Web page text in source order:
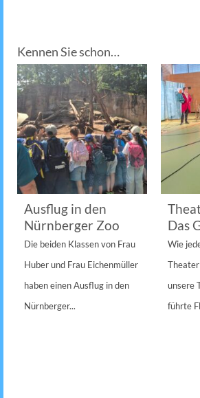
Kennen Sie schon…
Ausflug in den
Nürnberger Zoo
Die beiden Klassen von Frau
Huber und Frau Eichenmüller
haben einen Ausflug in den
Nürnberger...
Das
Wie
unsere
führte